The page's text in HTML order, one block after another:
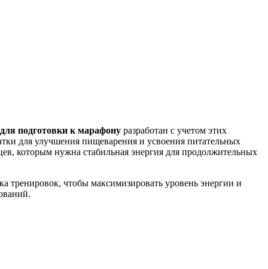
подготовки к марафону разработан с учетом этих
для улучшения пищеварения и усвоения питательных
которым нужна стабильная энергия для продолжительных
тренировок, чтобы максимизировать уровень энергии и